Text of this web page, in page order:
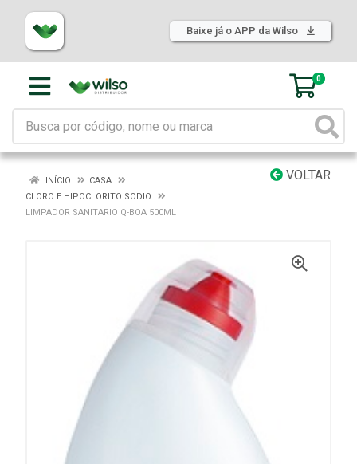
Baixe já o APP da Wilso
0
VOLTAR
INÍCIO
CASA
CLORO E HIPOCLORITO SODIO
LIMPADOR SANITARIO Q-BOA 500ML